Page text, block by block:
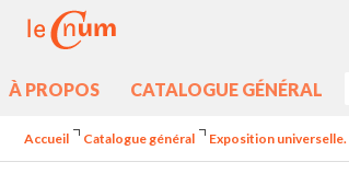
À PROPOS CATALOGUE GÉNÉRAL
Accueil Catalogue général Exposition